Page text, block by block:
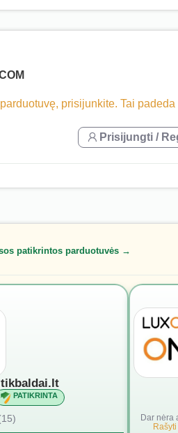
prisijunkite. Tai
Prisijungti /
patikrintos parduotuvės →
tikbaldai.lt
PATIKRINTA
Dar nėra